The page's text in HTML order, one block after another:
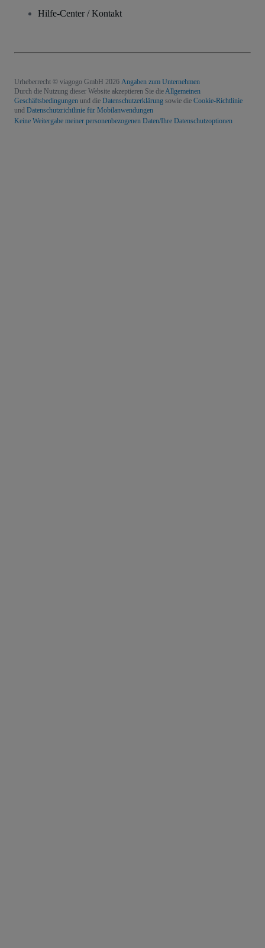
Hilfe-Center / Kontakt
Urheberrecht © viagogo GmbH 2026 Angaben zum Unternehmen
Durch die Nutzung dieser Website akzeptieren Sie dieAllgemeinen
Geschäftsbedingungen und die Datenschutzerklärung sowie die Cookie-Richtlinie
und Datenschutzrichtlinie für Mobilanwendungen
Keine Weitergabe meiner personenbezogenen Daten/Ihre Datenschutzoptionen